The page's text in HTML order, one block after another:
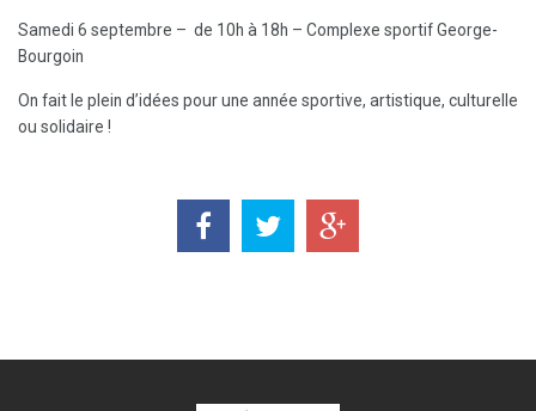
Samedi 6 septembre – de 10h à 18h – Complexe sportif George-
Bourgoin
On fait le plein d’idées pour une année sportive, artistique, culturelle
ou solidaire !